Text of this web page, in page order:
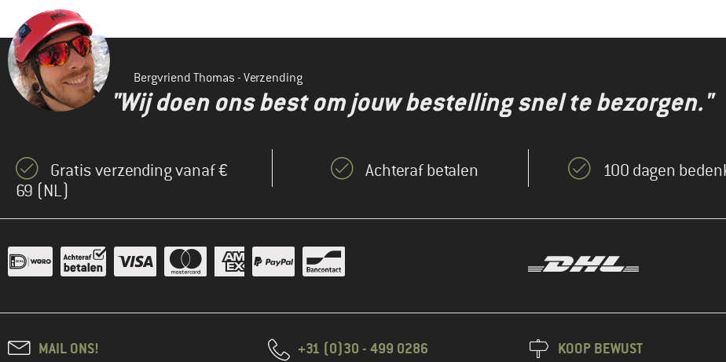
Bergvriend Thomas - Verzending
"Wij doen ons best om jouw bestelling snel te bezorgen."
Gratis verzending vanaf €
69 (NL)
Achteraf betalen 100 dagen
MAIL ONS! +31 (0)30 - 499 0286 KOOP BEWUST